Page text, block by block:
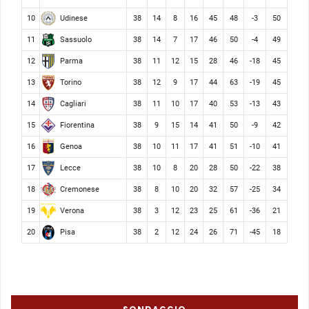
10 Udinese 38 14 8 16 45 48 -3 50
11 Sassuolo 38 14 7 17 46 50 -4 49
12 Parma 38 11 12 15 28 46 -18 45
13 Torino 38 12 9 17 44 63 -19 45
14 Cagliari 38 11 10 17 40 53 -13 43
15 Fiorentina 38 9 15 14 41 50 -9 42
16 Genoa 38 10 11 17 41 51 -10 41
17 Lecce 38 10 8 20 28 50 -22 38
18 Cremonese 38 8 10 20 32 57 -25 34
19 Verona 38 3 12 23 25 61 -36 21
20 Pisa 38 2 12 24 26 71 -45 18